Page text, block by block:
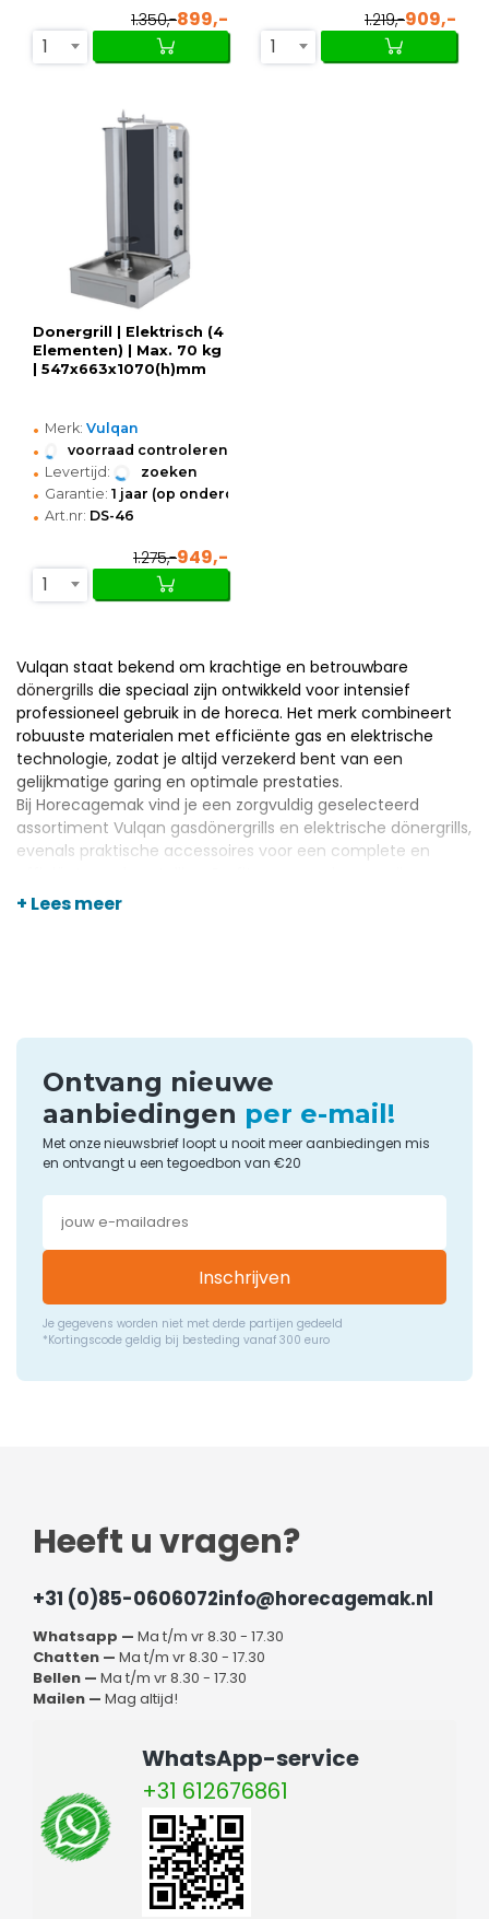
1.350,-899,-
1
1.219,-909,-
1
Donergrill | Elektrisch (4
Elementen) | Max. 70 kg
| 547x663x1070(h)mm
• Merk: Vulqan
• voorraad controleren
• Levertijd: zoeken
• Garantie: 1 jaar (op onderdelen)
• Art.nr: DS-46
1.275,-949,-
1
Vulqan staat bekend om krachtige en betrouwbare
dönergrills die speciaal zijn ontwikkeld voor intensief
professioneel gebruik in de horeca. Het merk combineert
robuuste materialen met efficiënte gas en elektrische
technologie, zodat je altijd verzekerd bent van een
gelijkmatige garing en optimale prestaties.
Bij Horecagemak vind je een zorgvuldig geselecteerd
assortiment Vulqan gasdönergrills en elektrische dönergrills,
evenals praktische accessoires voor een complete en
snelle levering en persoonlijk advies, zodat jouw keuken
+ Lees meer
Ontvang nieuwe
aanbiedingen per e-mail!
Met onze nieuwsbrief loopt u nooit meer aanbiedingen mis
en ontvangt u een tegoedbon van €20
Inschrijven
Je gegevens worden niet met derde partijen gedeeld
*Kortingscode geldig bij besteding vanaf 300 euro
Heeft u vragen?
+31 (0)85-0606072info@horecagemak.nl
Whatsapp — Ma t/m vr 8.30 - 17.30
Chatten — Ma t/m vr 8.30 - 17.30
Bellen — Ma t/m vr 8.30 - 17.30
Mailen — Mag altijd!
WhatsApp-service
+31 612676861